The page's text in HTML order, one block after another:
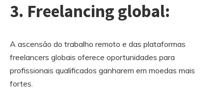
3. Freelancing global:
A ascensão do trabalho remoto e das plataformas
freelancers globais oferece oportunidades para
profissionais qualificados ganharem em moedas mais
fortes.